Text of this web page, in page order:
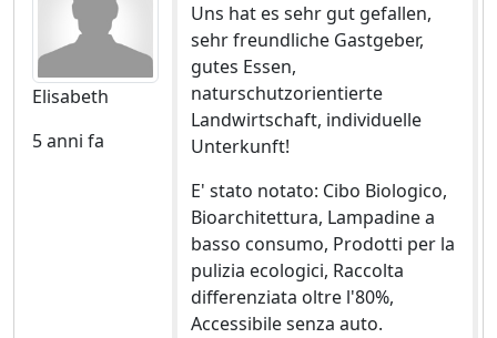
Elisabeth
5 anni fa
Uns hat es sehr gut gefallen,
sehr freundliche Gastgeber,
gutes Essen,
naturschutzorientierte
Landwirtschaft, individuelle
Unterkunft!
E' stato notato: Cibo Biologico,
Bioarchitettura, Lampadine a
basso consumo, Prodotti per la
pulizia ecologici, Raccolta
differenziata oltre l'80%,
Accessibile senza auto.